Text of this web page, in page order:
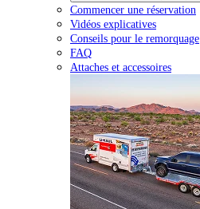
Commencer une réservation
Vidéos explicatives
Conseils pour le remorquage
FAQ
Attaches et accessoires